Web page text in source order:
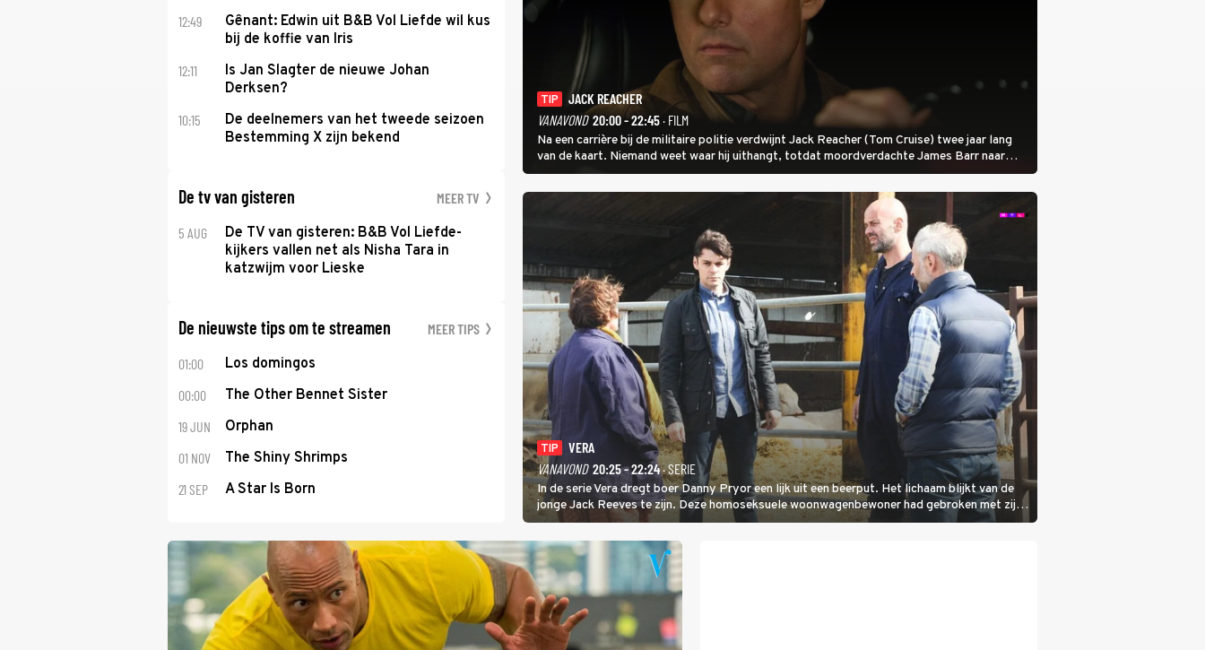
12:49
Gênant: Edwin uit B&B Vol Liefde wil kus
bij de koffie van Iris
12:11
Is Jan Slagter de nieuwe Johan
Derksen?
10:15
De deelnemers van het tweede seizoen
Bestemming X zijn bekend
De tv van gisteren MEER TV
5 AUG
De TV van gisteren: B&B Vol Liefde-
kijkers vallen net als Nisha Tara in
katzwijm voor Lieske
De nieuwste tips om te streamen MEER TIPS
01:00 Los domingos
00:00 The Other Bennet Sister
19 JUN Orphan
01 NOV The Shiny Shrimps
21 SEP A Star Is Born
TIP
JACK REACHER
VANAVOND 20:00 - 22:45· FILM
Na een carrière bij de militaire politie verdwijnt Jack Reacher (Tom Cruise) twee jaar lang
van de kaart. Niemand weet waar hij uithangt, totdat moordverdachte James Barr naar
hem vraagt.
TIP
VERA
VANAVOND 20:25 - 22:24· SERIE
In de serie Vera dregt boer Danny Pryor een lijk uit een beerput. Het lichaam blijkt van de
jonge Jack Reeves te zijn. Deze homoseksuele woonwagenbewoner had gebroken met zijn
familie en verliet het kamp met slaande ruzie.